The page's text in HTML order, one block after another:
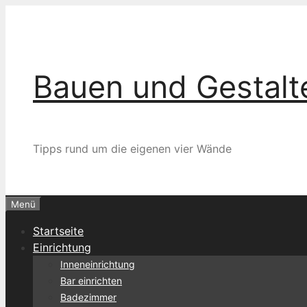
Bauen und
Tipps rund um die eigenen vier Wände
Menü
Startseite
Einrichtung
Inneneinrichtung
Bar einrichten
Badezimmer